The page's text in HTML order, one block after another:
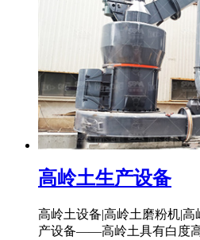
高岭土生产设备
高岭土设备|高岭土磨粉机|
产设备——高岭土具有白度